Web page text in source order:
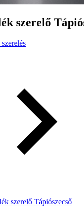
szerelő
szerelő Tápiószecső